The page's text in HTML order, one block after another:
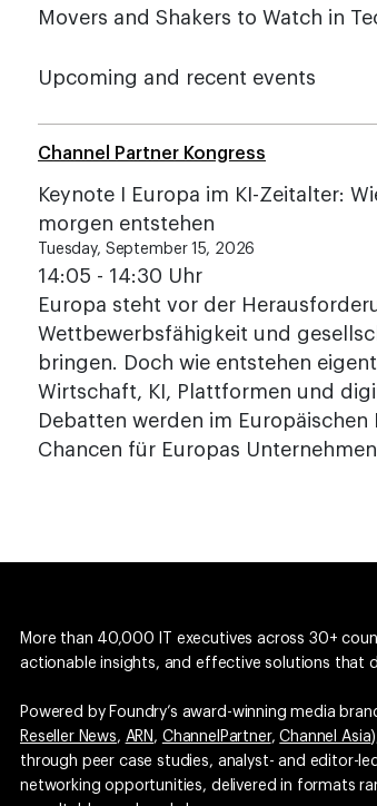
Movers and Shakers to Watch in
Upcoming and recent events
Channel Partner Kongress
Keynote I Europa im KI-Zeitalter:
morgen entstehen
Tuesday, September 15, 2026
14:05 - 14:30 Uhr
Europa steht vor der
Wettbewerbsfähigkeit und
bringen. Doch wie entstehen
Wirtschaft, KI, Plattformen und
Debatten werden im
Chancen für Europas
More than 40,000 IT executives across 30+
actionable insights, and effective solutions that
Powered by Foundry’s award-winning media
Reseller News, ARN , ChannelPartner,Channel Asia
through peer case studies, analyst- and editor-
networking opportunities, delivered in formats